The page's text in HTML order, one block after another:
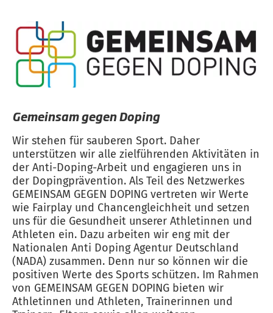
Gemeinsam gegen Doping
Wir stehen für sauberen Sport. Daher
unterstützen wir alle zielführenden Aktivitäten in
der Anti-Doping-Arbeit und engagieren uns in
der Dopingprävention. Als Teil des Netzwerkes
GEMEINSAM GEGEN DOPING vertreten wir Werte
wie Fairplay und Chancengleichheit und setzen
uns für die Gesundheit unserer Athletinnen und
Athleten ein. Dazu arbeiten wir eng mit der
Nationalen Anti Doping Agentur Deutschland
(NADA) zusammen. Denn nur so können wir die
positiven Werte des Sports schützen. Im Rahmen
von GEMEINSAM GEGEN DOPING bieten wir
Athletinnen und Athleten, Trainerinnen und